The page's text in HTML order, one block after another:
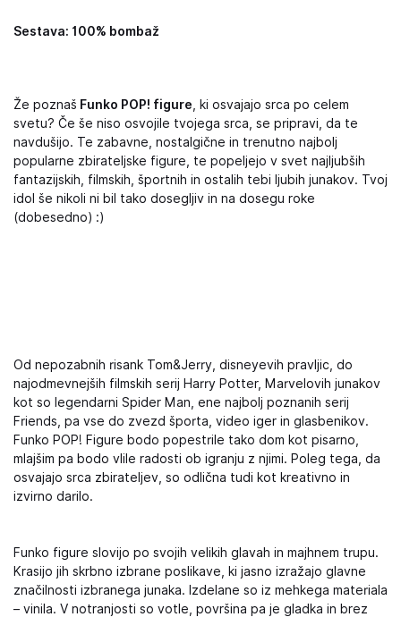
Sestava: 100% bombaž
Že poznaš Funko POP! figure , ki osvajajo srca po celem
svetu? Če še niso osvojile tvojega srca, se pripravi, da te
navdušijo. Te zabavne, nostalgične in trenutno najbolj
popularne zbirateljske figure, te popeljejo v svet najljubših
fantazijskih, filmskih, športnih in ostalih tebi ljubih junakov. Tvoj
idol še nikoli ni bil tako dosegljiv in na dosegu roke
(dobesedno) :)
Od nepozabnih risank Tom&Jerry, disneyevih pravljic, do
najodmevnejših filmskih serij Harry Potter, Marvelovih junakov
kot so legendarni Spider Man, ene najbolj poznanih serij
Friends, pa vse do zvezd športa, video iger in glasbenikov.
Funko POP! Figure bodo popestrile tako dom kot pisarno,
mlajšim pa bodo vlile radosti ob igranju z njimi. Poleg tega, da
osvajajo srca zbirateljev, so odlična tudi kot kreativno in
izvirno darilo.
Funko figure slovijo po svojih velikih glavah in majhnem trupu.
Krasijo jih skrbno izbrane poslikave, ki jasno izražajo glavne
značilnosti izbranega junaka. Izdelane so iz mehkega materiala
– vinila. V notranjosti so votle, površina pa je gladka in brez